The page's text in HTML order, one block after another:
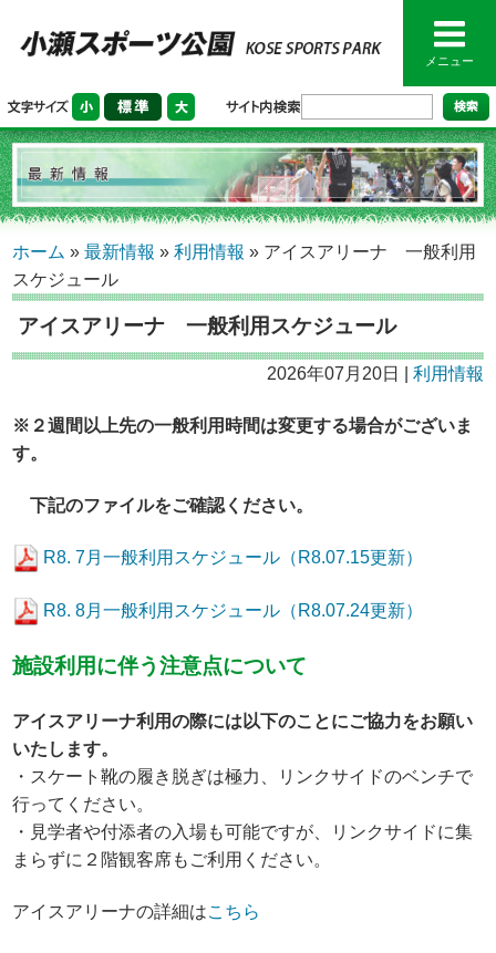
メニュー
ホーム »最新情報 »利用情報 » アイスアリーナ 一般利用
スケジュール
アイスアリーナ 一般利用スケジュール
2026年07月20日 | 利用情報
※２週間以上先の一般利用時間は変更する場合がございま
す。
下記のファイルをご確認ください。
R8. 7月一般利用スケジュール（R8.07.15更新）
R8. 8月一般利用スケジュール（R8.07.24更新）
施設利用に伴う注意点について
アイスアリーナ利用の際には以下のことにご協力をお願い
いたします。
・スケート靴の履き脱ぎは極力、リンクサイドのベンチで
行ってください。
・見学者や付添者の入場も可能ですが、リンクサイドに集
まらずに２階観客席もご利用ください。
アイスアリーナの詳細はこちら